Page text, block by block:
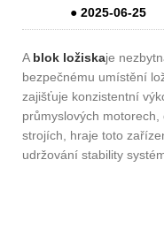
●2025-06-25
A blok ložiskaje
bezpečnému umístění
zajišťuje konzistentní
průmyslových
strojích, hraje toto
udržování stability